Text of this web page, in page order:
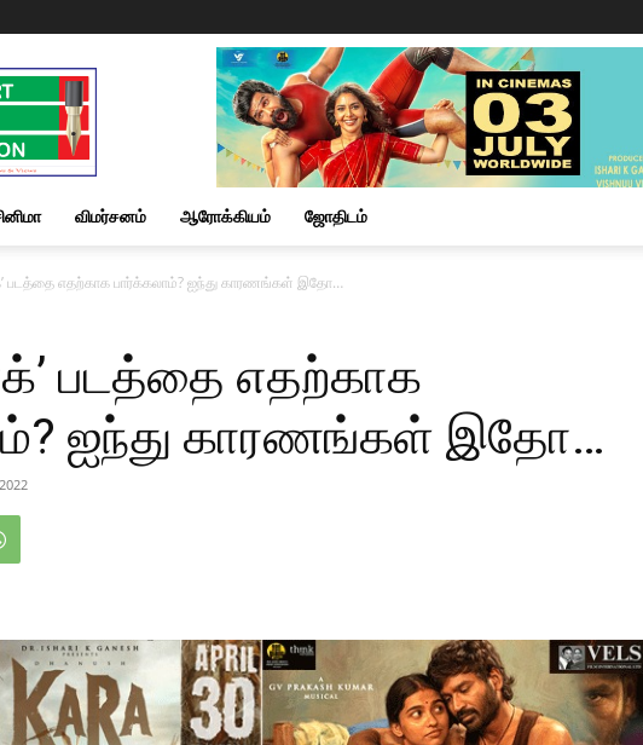
Start
Cut
Action
|
News
&
விமர்சனம் ஆரோக்கியம் ஜோதிடம்
படத்தை எதற்காக பார்க்கலாம்? ஐந்து காரணங்கள் இதோ…
படத்தை எதற்காக
ஐந்து காரணங்கள் இதோ…